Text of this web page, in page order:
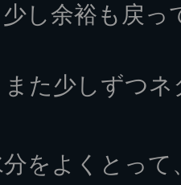
し余裕も戻
た少しずつ
をよくとっ